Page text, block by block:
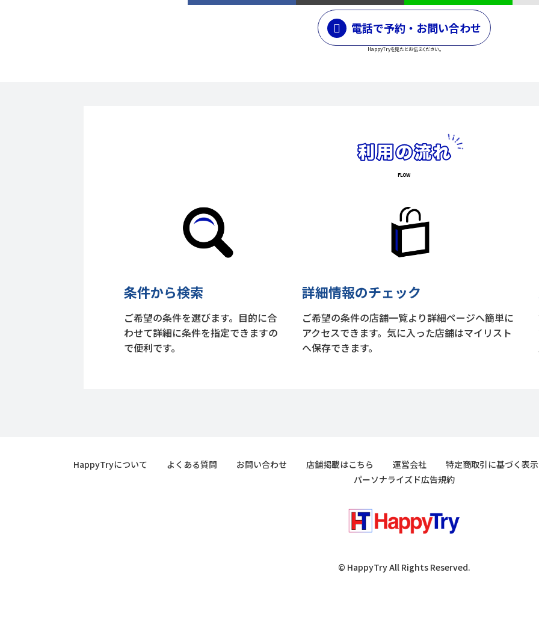
電話で予約・お問い合わせ
HappyTryを見たとお伝えください。
条件から検索
ご希望の条件を選びます。目的に合
わせて詳細に条件を指定できますの
で便利です。
詳細情報のチェック
ご希望の条件の店舗一覧より詳細ページへ簡単に
アクセスできます。気に入った店舗はマイリスト
へ保存できます。
HappyTryについて よくある質問 お問い合わせ 店舗掲載はこちら 運営会社
特定商取引に基づく表示
パーソナライズド広告規約
© HappyTry All Rights Reserved.